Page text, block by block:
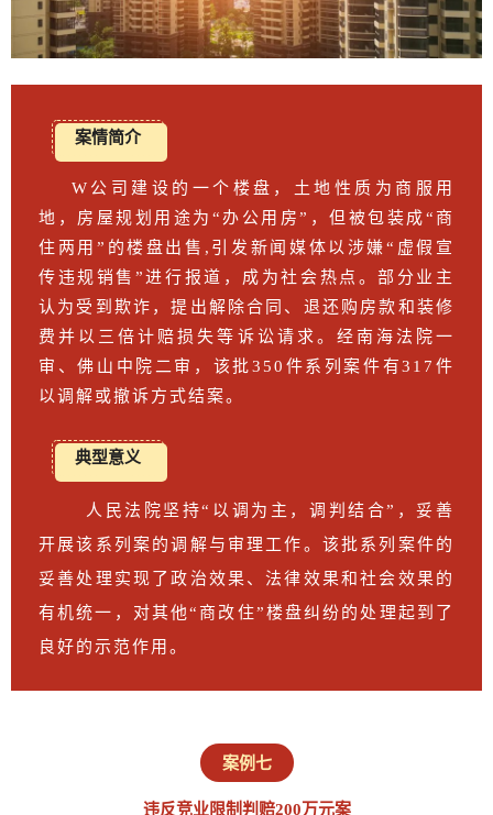
案情简介
W公司建设的一个楼盘，土地性质为商服用
地，房屋规划用途为“办公用房”，但被包装成“商
住两用”的楼盘出售,引发新闻媒体以涉嫌“虚假宣
传违规销售”进行报道，成为社会热点。部分业主
认为受到欺诈，提出解除合同、退还购房款和装修
费并以三倍计赔损失等诉讼请求。经南海法院一
审、佛山中院二审，该批350件系列案件有317件
以调解或撤诉方式结案。
典型意义
人民法院坚持“以调为主，调判结合”，妥善
开展该系列案的调解与审理工作。该批系列案件的
妥善处理实现了政治效果、法律效果和社会效果的
有机统一，对其他“商改住”楼盘纠纷的处理起到了
良好的示范作用。
案例七
违反竞业限制判赔200万元案